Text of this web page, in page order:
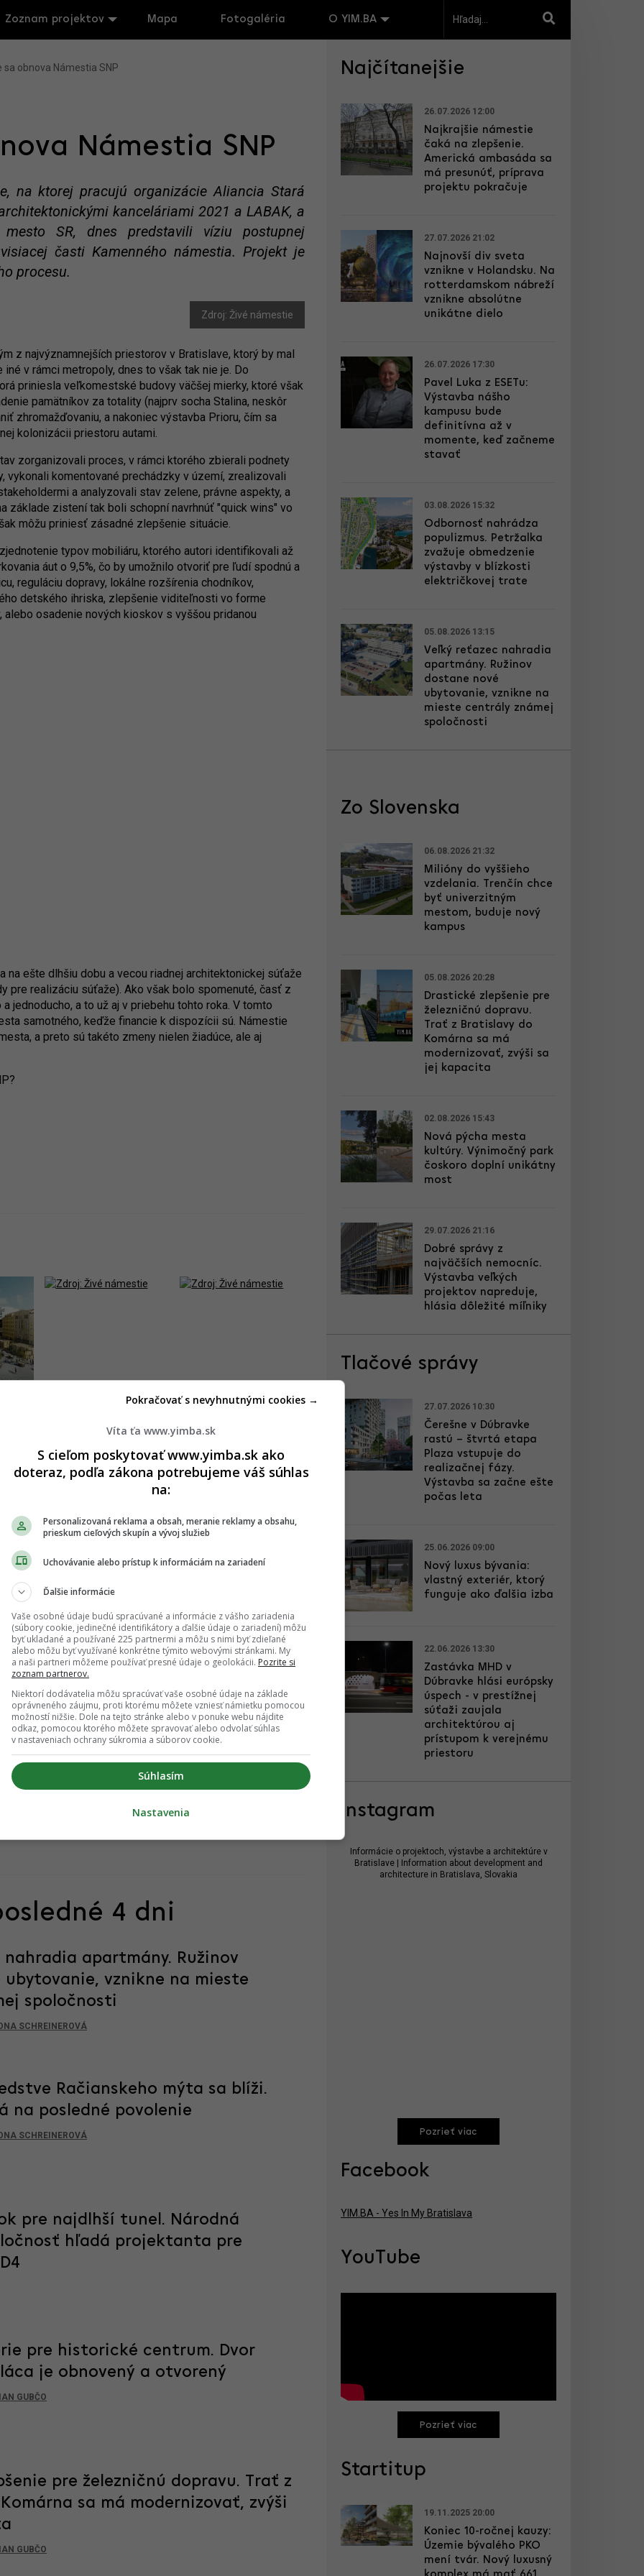
Zoznam projektov Mapa Fotogaléria O YIM.BA
sa obnova Námestia SNP
Námestia SNP
na ktorej pracujú organizácie Aliancia Stará
kanceláriami 2021 a LABAK, a
SR, dnes predstavili víziu postupnej
časti Kamenného námestia. Projekt je
procesu.
Zdroj: Živé námestie
z najvýznamnejších priestorov v Bratislave, ktorý by mal
v rámci metropoly, dnes to však tak nie je. Do
priniesla veľkomestské budovy väčšej mierky, ktoré však
pamätníkov za totality (najprv socha Stalina, neskôr
zhromažďovaniu, a nakoniec výstavba Prioru, čím sa
kolonizácii priestoru autami.
zorganizovali proces, v rámci ktorého zbierali podnety
vykonali komentované prechádzky v území, zrealizovali
a analyzovali stav zelene, právne aspekty, a
základe zistení tak boli schopní navrhnúť "quick wins" vo
môžu priniesť zásadné zlepšenie situácie.
typov mobiliáru, ktorého autori identifikovali až
áut o 9,5%, čo by umožnilo otvoriť pre ľudí spodnú a
reguláciu dopravy, lokálne rozšírenia chodníkov,
detského ihriska, zlepšenie viditeľnosti vo forme
osadenie nových kioskov s vyššou pridanou
na ešte dlhšiu dobu a vecou riadnej architektonickej súťaže
pre realizáciu súťaže). Ako však bolo spomenuté, časť z
jednoducho, a to už aj v priebehu tohto roka. V tomto
samotného, keďže financie k dispozícii sú. Námestie
a preto sú takéto zmeny nielen žiadúce, ale aj
k pulzujúcemu centru. Lordship mení
nahradí starší dom na Rajskej
tak skoro nebude. Mesto na
príležitosť, uzávery sa skončia
GUBČO
sa stáva realitou. Mesto otvorilo prvú
sľubuje aj predláždenie cesty
GUBČO
4 dni
apartmány. Ružinov
ubytovanie, vznikne na mieste
spoločnosti
SCHREINEROVÁ
Račianskeho mýta sa blíži.
na posledné povolenie
SCHREINEROVÁ
pre najdlhší tunel. Národná
hľadá projektanta pre
pre historické centrum. Dvor
je obnovený a otvorený
GUBČO
pre železničnú dopravu. Trať z
sa má modernizovať, zvýši
GUBČO
Najčítanejšie
26.07.2026 12:00
Najkrajšie námestie
čaká na zlepšenie.
Americká ambasáda sa
má presunúť, príprava
projektu pokračuje
27.07.2026 21:02
Najnovší div sveta
vznikne v Holandsku. Na
rotterdamskom nábreží
vznikne absolútne
unikátne dielo
26.07.2026 17:30
Pavel Luka z ESETu:
Výstavba nášho
kampusu bude
definitívna až v
momente, keď začneme
stavať
03.08.2026 15:32
Odbornosť nahrádza
populizmus. Petržalka
zvažuje obmedzenie
výstavby v blízkosti
električkovej trate
05.08.2026 13:15
Veľký reťazec nahradia
apartmány. Ružinov
dostane nové
ubytovanie, vznikne na
mieste centrály známej
spoločnosti
Zo Slovenska
06.08.2026 21:32
Milióny do vyššieho
vzdelania. Trenčín chce
byť univerzitným
mestom, buduje nový
kampus
05.08.2026 20:28
Drastické zlepšenie pre
železničnú dopravu.
Trať z Bratislavy do
Komárna sa má
modernizovať, zvýši sa
jej kapacita
02.08.2026 15:43
Nová pýcha mesta
kultúry. Výnimočný park
čoskoro doplní unikátny
most
29.07.2026 21:16
Dobré správy z
najväčších nemocníc.
Výstavba veľkých
projektov napreduje,
hlásia dôležité míľniky
Tlačové správy
27.07.2026 10:30
Čerešne v Dúbravke
rastú – štvrtá etapa
Plaza vstupuje do
realizačnej fázy.
Výstavba sa začne ešte
počas leta
25.06.2026 09:00
Nový luxus bývania:
vlastný exteriér, ktorý
funguje ako ďalšia izba
22.06.2026 13:30
Zastávka MHD v
Dúbravke hlási európsky
úspech - v prestížnej
súťaži zaujala
architektúrou aj
prístupom k verejnému
priestoru
Instagram
Informácie o projektoch, výstavbe a architektúre v
Bratislave | Information about development and
architecture in Bratislava, Slovakia
Pozrieť viac
Facebook
YIM.BA - Yes In My Bratislava
YouTube
Pozrieť viac
Startitup
19.11.2025 20:00
Koniec 10-ročnej kauzy:
Územie bývalého PKO
mení tvár. Nový luxusný
Víta ťa www.yimba.sk
S cieľom poskytovať www.yimba.sk ako
doteraz, podľa zákona potrebujeme váš súhlas
na:
Personalizovaná reklama a obsah, meranie reklamy a obsahu,
prieskum cieľových skupín a vývoj služieb
Uchovávanie alebo prístup k informáciám na zariadení
Ďalšie informácie
Vaše osobné údaje budú spracúvané a informácie z vášho zariadenia
(súbory cookie, jedinečné identifikátory a ďalšie údaje o zariadení) môžu
byť ukladané a používané 225 partnermi a môžu s nimi byť zdieľané
alebo môžu byť využívané konkrétne týmito webovými stránkami. My
a naši partneri môžeme používať presné údaje o geolokácii. Pozrite si
zoznam partnerov.
Niektorí dodávatelia môžu spracúvať vaše osobné údaje na základe
oprávneného záujmu, proti ktorému môžete vzniesť námietku pomocou
možností nižšie. Dole na tejto stránke alebo v ponuke webu nájdite
odkaz, pomocou ktorého môžete spravovať alebo odvolať súhlas
v nastaveniach ochrany súkromia a súborov cookie.
Súhlasím
Pokračovať s nevyhnutnými cookies →
Nastavenia